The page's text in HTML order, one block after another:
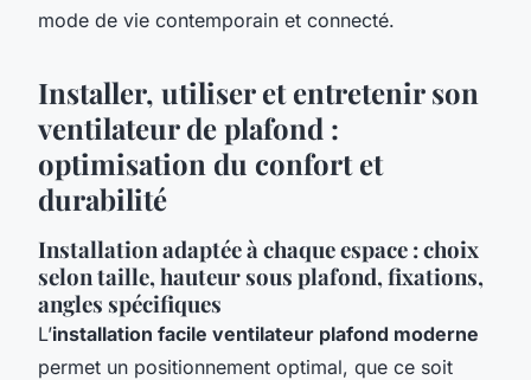
mode de vie contemporain et connecté.
Installer, utiliser et entretenir son
ventilateur de plafond :
optimisation du confort et
durabilité
Installation adaptée à chaque espace : choix
selon taille, hauteur sous plafond, fixations,
angles spécifiques
L’installation facile ventilateur plafond moderne
permet un positionnement optimal, que ce soit